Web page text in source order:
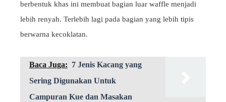
berbentuk khas ini membuat bagian luar waffle menjadi
lebih renyah. Terlebih lagi pada bagian yang lebih tipis
berwarna kecoklatan.
Baca Juga: 7 Jenis Kacang yang
Sering Digunakan Untuk
Campuran Kue dan Masakan